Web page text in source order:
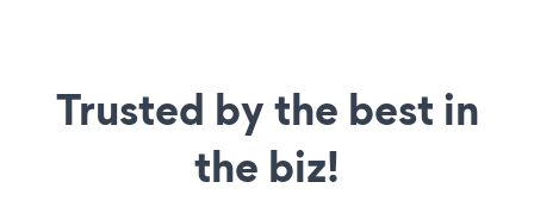
Trusted by the best in
the biz!